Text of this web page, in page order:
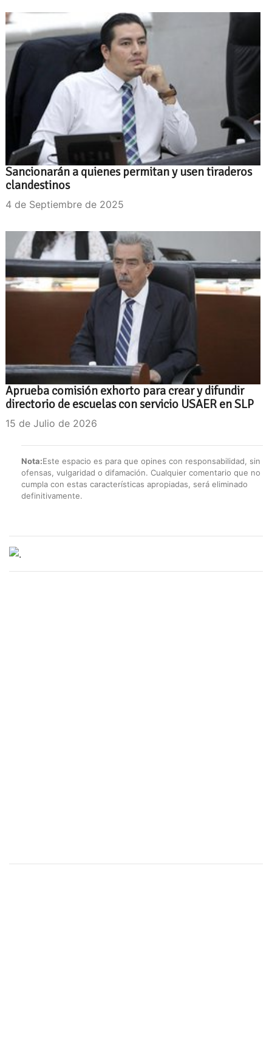
Sancionarán a quienes permitan y usen tiraderos
clandestinos
4 de Septiembre de 2025
Aprueba comisión exhorto para crear y difundir
directorio de escuelas con servicio USAER en SLP
15 de Julio de 2026
Nota:Este espacio es para que opines con responsabilidad, sin
ofensas, vulgaridad o difamación. Cualquier comentario que no
cumpla con estas características apropiadas, será eliminado
definitivamente.